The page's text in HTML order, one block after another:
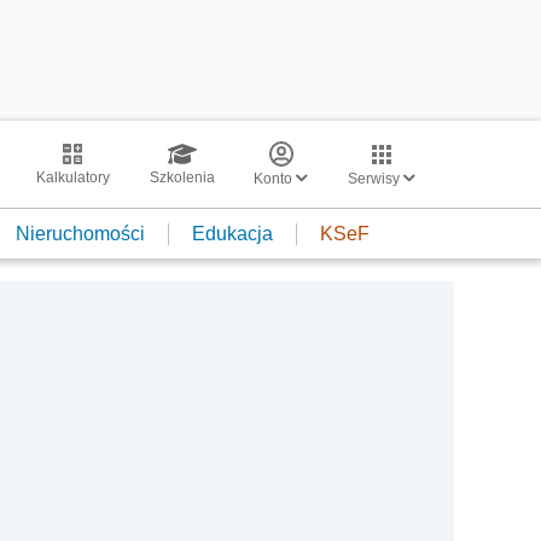
Kalkulatory Szkolenia Konto Serwisy
Nieruchomości Edukacja KSeF